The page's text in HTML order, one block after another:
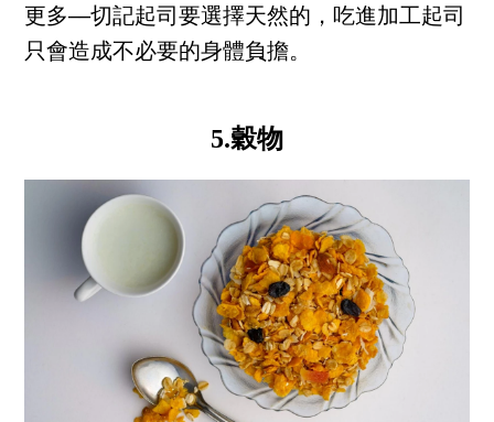
更多──切記起司要選擇天然的，吃進加工起司
只會造成不必要的身體負擔。
5.穀物